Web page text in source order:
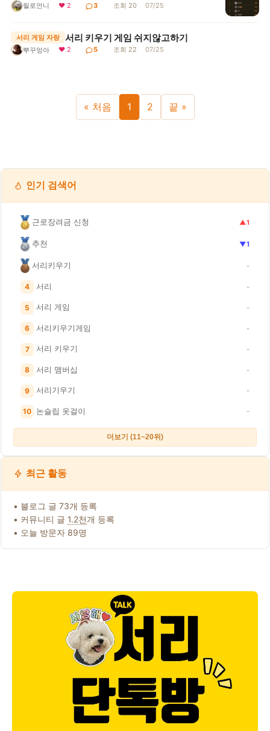
릴로언니 ❤ 2 3 조회 20 07/25
서리 게임 자랑 서리 키우기 게임 쉬지않고하기
뿌꾸엉아 ❤ 2 5 조회 22 07/25
« 처음 1 2 끝 »
인기 검색어
근로장려금 신청 ▲1
추천 ▼1
서리키우기 -
4 서리 -
5 서리 게임 -
6 서리키우기게임 -
7 서리 키우기 -
8 서리 맴버십 -
9 서리기우기 -
10 논슬립 옷걸이 -
더보기 (11~20위)
최근 활동
• 블로그 글 73개 등록
• 커뮤니티 글 1.2천개 등록
• 오늘 방문자 89명